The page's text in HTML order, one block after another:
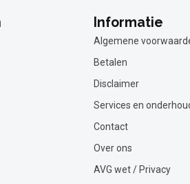
Informatie
Algemene
Betalen
Disclaimer
Services en
Contact
Over ons
AVG wet / Privacy